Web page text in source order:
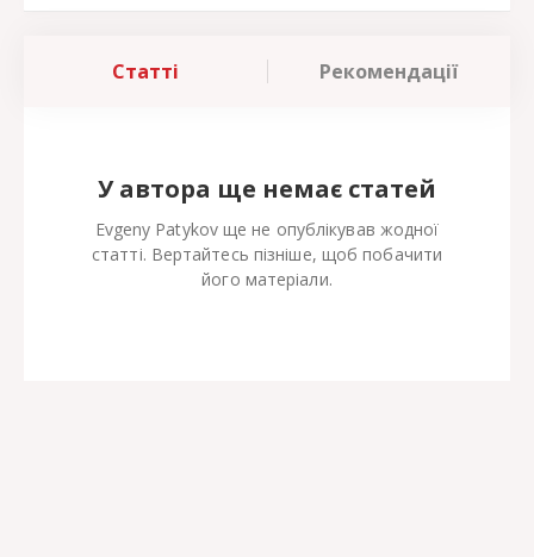
Статті Рекомендації
У автора ще немає статей
Evgeny Patykov ще не опублікував жодної
статті. Вертайтесь пізніше, щоб побачити
його матеріали.